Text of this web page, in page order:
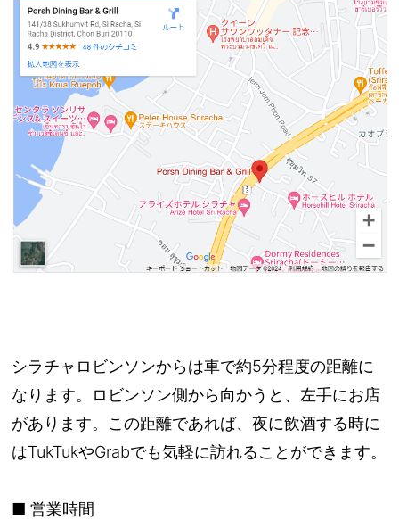
シラチャロビンソンからは車で約5分程度の距離に
なります。ロビンソン側から向かうと、左手にお店
があります。この距離であれば、夜に飲酒する時に
はTukTukやGrabでも気軽に訪れることができます。
■ 営業時間